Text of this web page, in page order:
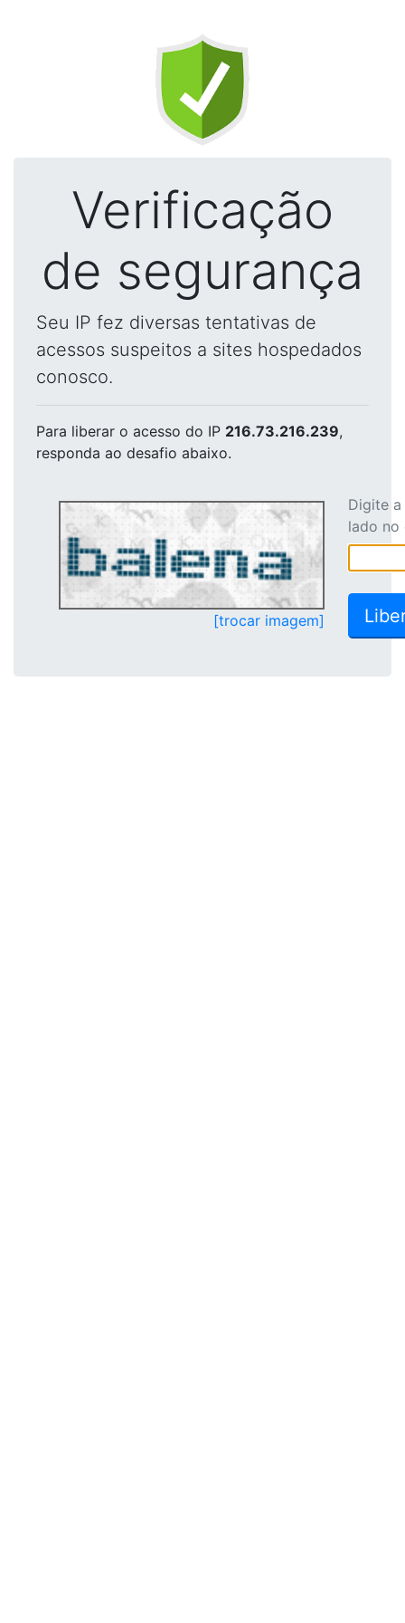
Verificação
de segurança
Seu IP fez diversas tentativas de
acessos suspeitos a sites hospedados
conosco.
Para liberar o acesso do IP 216.73.216.239,
responda ao desafio abaixo.
[trocar imagem]
Digite
lado no